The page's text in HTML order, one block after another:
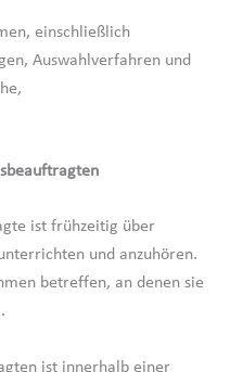
einschließlich
Auswahlverfahren und
ist frühzeitig über
und anzuhören.
betreffen, an denen sie
ist innerhalb einer